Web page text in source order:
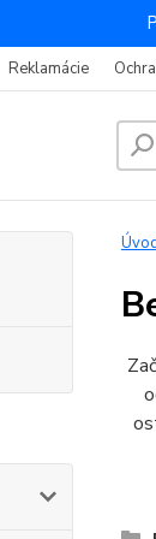
Reklamácie